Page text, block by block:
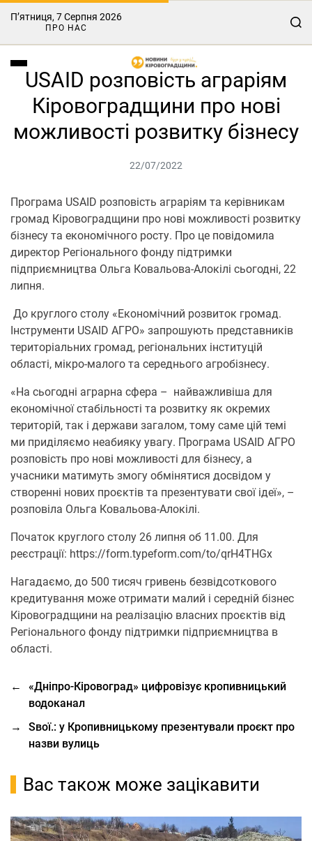
П’ятниця, 7 Серпня 2026
ПРО НАС
USAID розповість аграріям
Кіровоградщини про нові
можливості розвитку бізнесу
22/07/2022
Програма USAID розповість аграріям та керівникам
громад Кіровоградщини про нові можливості розвитку
бізнесу та економічного росту. Про це повідомила
директор Регіонального фонду підтримки
підприємництва Ольга Ковальова-Алокілі сьогодні, 22
липня.
До круглого столу «Економічний розвиток громад.
Інструменти USAID АГРО» запрошують представників
територіальних громад, регіональних інституцій
області, мікро-малого та середнього агробізнесу.
«На сьогодні аграрна сфера – найважливіша для
економічної стабільності та розвитку як окремих
територій, так і держави загалом, тому саме цій темі
ми приділяємо неабияку увагу. Програма USAID АГРО
розповість про нові можливості для бізнесу, а
учасники матимуть змогу обмінятися досвідом у
створенні нових проєктів та презентувати свої ідеї», –
розповіла Ольга Ковальова-Алокілі.
Початок круглого столу 26 липня об 11.00. Для
реєстрації: https://form.typeform.com/to/qrH4THGx
Нагадаємо, до 500 тисяч гривень безвідсоткового
кредитування може отримати малий і середній бізнес
Кіровоградщини на реалізацію власних проєктів від
Регіонального фонду підтримки підприємництва в
області.
←
«Дніпро-Кіровоград» цифровізує кропивницький
водоканал
→
Sвої.: у Кропивницькому презентували проєкт про
назви вулиць
Вас також може зацікавити